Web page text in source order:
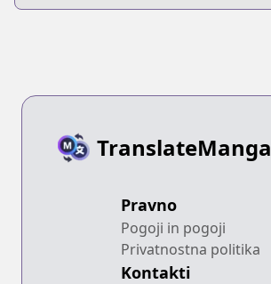
TranslateManga
Pravno
Pogoji in pogoji
Privatnostna politika
Kontakti